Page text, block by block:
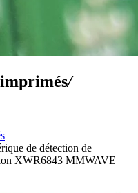
/
de détection de
XWR6843 MMWAVE